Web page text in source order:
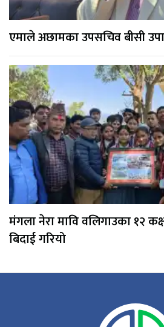
एमाले अछामका उपसचिव बीसी
मंगला नेरा मावि वलिगाउका १२
बिदाई गरियो